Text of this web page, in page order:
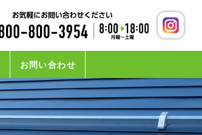
お問い合わせ